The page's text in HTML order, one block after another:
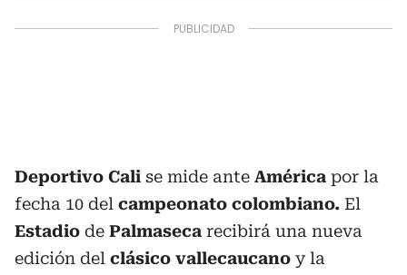
Deportivo Cali se mide ante América por la
fecha 10 del campeonato colombiano. El
Estadio de Palmaseca recibirá una nueva
edición del clásico vallecaucano y la